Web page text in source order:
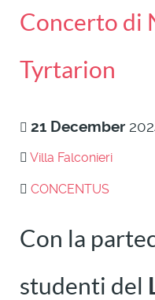
Concerto di
Tyrtarion
21 December
Villa Falconieri
CONCENTUS
Con la
studenti del